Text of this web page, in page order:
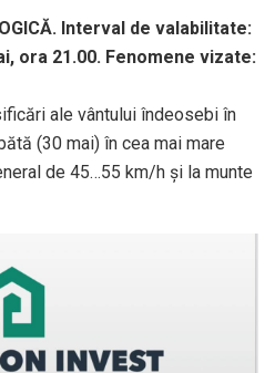
Interval de valabilitate:
ora 21.00. Fenomene vizate:
ale vântului îndeosebi în
(30 mai) în cea mai mare
de 45…55 km/h și la munte